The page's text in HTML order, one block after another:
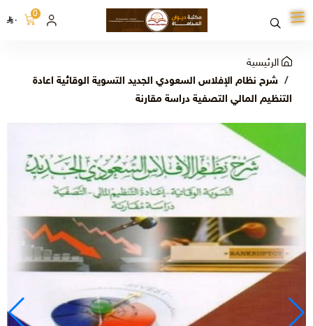
0
٠
الرئيسية
شرح نظام الإفلاس السعودي الجديد التسوية الوقائية اعادة
التنظيم المالي التصفية دراسة مقارنة